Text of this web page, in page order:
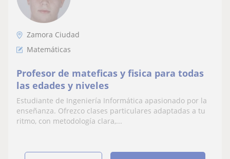
Zamora Ciudad
Matemáticas
Profesor de mateficas y fisica para todas
las edades y niveles
Estudiante de Ingeniería Informática apasionado por la
enseñanza. Ofrezco clases particulares adaptadas a tu
ritmo, con metodología clara,...